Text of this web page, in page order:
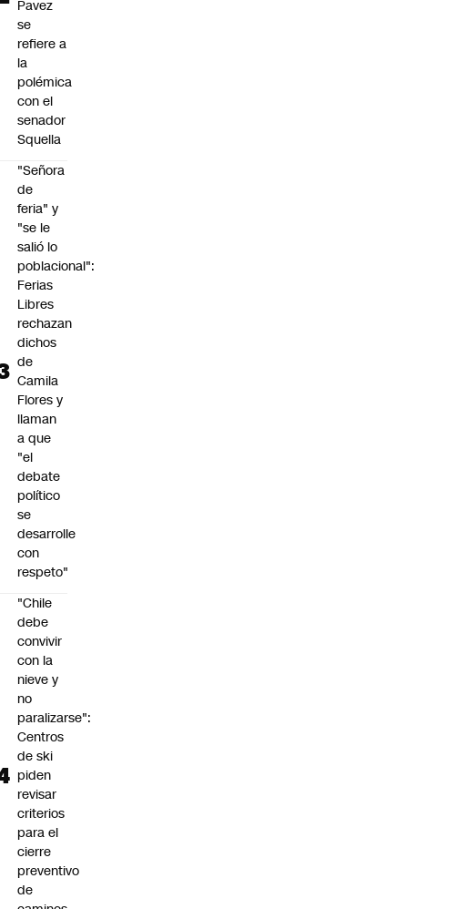
Pavez
se
refiere a
la
polémica
con el
senador
Squella
"Señora
de
feria" y
"se le
salió lo
poblacional":
Ferias
Libres
rechazan
dichos
de
Camila
Flores y
llaman
a que
"el
debate
político
se
desarrolle
con
respeto"
"Chile
debe
convivir
con la
nieve y
no
paralizarse":
Centros
de ski
piden
revisar
criterios
para el
cierre
preventivo
de